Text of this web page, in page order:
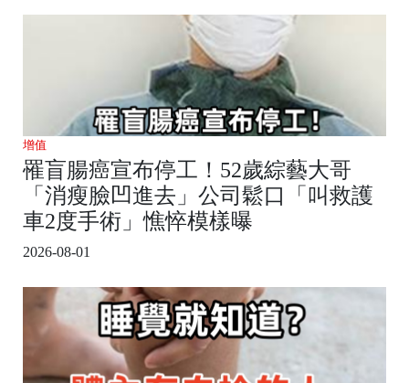
增值
罹盲腸癌宣布停工！52歲綜藝大哥
「消瘦臉凹進去」公司鬆口「叫救護
車2度手術」憔悴模樣曝
2026-08-01